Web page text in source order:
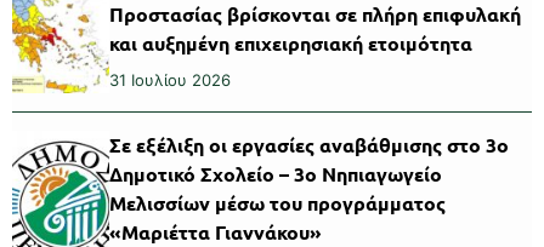
Προστασίας βρίσκονται σε πλήρη επιφυλακή
και αυξημένη επιχειρησιακή ετοιμότητα
31 Ιουλίου 2026
Σε εξέλιξη οι εργασίες αναβάθμισης στο 3ο
Δημοτικό Σχολείο – 3ο Νηπιαγωγείο
Μελισσίων μέσω του προγράμματος
«Μαριέττα Γιαννάκου»